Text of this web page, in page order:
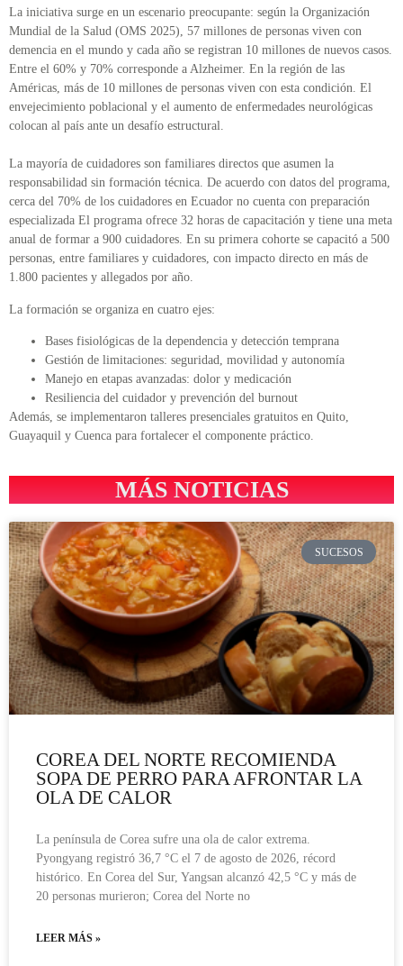
La iniciativa surge en un escenario preocupante: según la Organización
Mundial de la Salud (OMS 2025), 57 millones de personas viven con
demencia en el mundo y cada año se registran 10 millones de nuevos casos.
Entre el 60% y 70% corresponde a Alzheimer. En la región de las
Américas, más de 10 millones de personas viven con esta condición. El
envejecimiento poblacional y el aumento de enfermedades neurológicas
colocan al país ante un desafío estructural.
La mayoría de cuidadores son familiares directos que asumen la
responsabilidad sin formación técnica. De acuerdo con datos del programa,
cerca del 70% de los cuidadores en Ecuador no cuenta con preparación
especializada El programa ofrece 32 horas de capacitación y tiene una meta
anual de formar a 900 cuidadores. En su primera cohorte se capacitó a 500
personas, entre familiares y cuidadores, con impacto directo en más de
1.800 pacientes y allegados por año.
La formación se organiza en cuatro ejes:
Bases fisiológicas de la dependencia y detección temprana
Gestión de limitaciones: seguridad, movilidad y autonomía
Manejo en etapas avanzadas: dolor y medicación
Resiliencia del cuidador y prevención del burnout
Además, se implementaron talleres presenciales gratuitos en Quito,
Guayaquil y Cuenca para fortalecer el componente práctico.
MÁS NOTICIAS
SUCESOS
COREA DEL NORTE RECOMIENDA
SOPA DE PERRO PARA AFRONTAR LA
OLA DE CALOR
La península de Corea sufre una ola de calor extrema.
Pyongyang registró 36,7 °C el 7 de agosto de 2026, récord
histórico. En Corea del Sur, Yangsan alcanzó 42,5 °C y más de
20 personas murieron; Corea del Norte no
LEER MÁS »